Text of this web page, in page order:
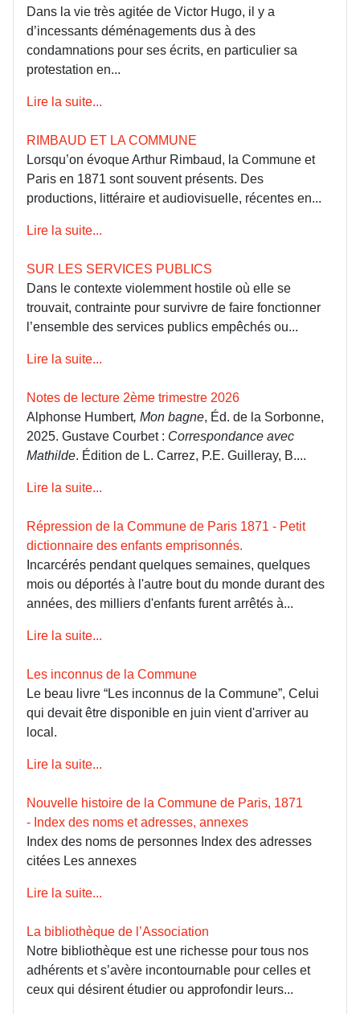
Dans la vie très agitée de Victor Hugo, il y a
d’incessants déménagements dus à des
condamnations pour ses écrits, en particulier sa
protestation en...
Lire la suite...
RIMBAUD ET LA COMMUNE
Lorsqu’on évoque Arthur Rimbaud, la Commune et
Paris en 1871 sont souvent présents. Des
productions, littéraire et audiovisuelle, récentes en...
Lire la suite...
SUR LES SERVICES PUBLICS
Dans le contexte violemment hostile où elle se
trouvait, contrainte pour survivre de faire fonctionner
l’ensemble des services publics empêchés ou...
Lire la suite...
Notes de lecture 2ème trimestre 2026
Alphonse Humbert, Mon bagne, Éd. de la Sorbonne,
2025. Gustave Courbet : Correspondance avec
Mathilde. Édition de L. Carrez, P.E. Guilleray, B....
Lire la suite...
Répression de la Commune de Paris 1871 - Petit
dictionnaire des enfants emprisonnés.
Incarcérés pendant quelques semaines, quelques
mois ou déportés à l'autre bout du monde durant des
années, des milliers d'enfants furent arrêtés à...
Lire la suite...
Les inconnus de la Commune
Le beau livre “Les inconnus de la Commune”, Celui
qui devait être disponible en juin vient d'arriver au
local.
Lire la suite...
Nouvelle histoire de la Commune de Paris, 1871
- Index des noms et adresses, annexes
Index des noms de personnes Index des adresses
citées Les annexes
Lire la suite...
La bibliothèque de l’Association
Notre bibliothèque est une richesse pour tous nos
adhérents et s’avère incontournable pour celles et
ceux qui désirent étudier ou approfondir leurs...